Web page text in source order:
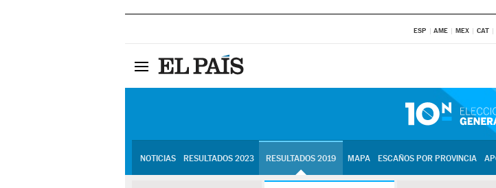
ESP AME MEX CAT
NOTICIAS RESULTADOS 2023 RESULTADOS 2019 MAPA ESCAÑOS POR PROVINCIA